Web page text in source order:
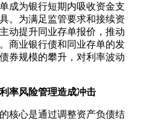
成为银行短期内吸收资金支
。为满足监管要求和接续资
动提升同业存单报价，推动
商业银行债和同业存单的发
券规模的攀升，对利率波动
风险管理造成冲击
心是通过调整资产负债结